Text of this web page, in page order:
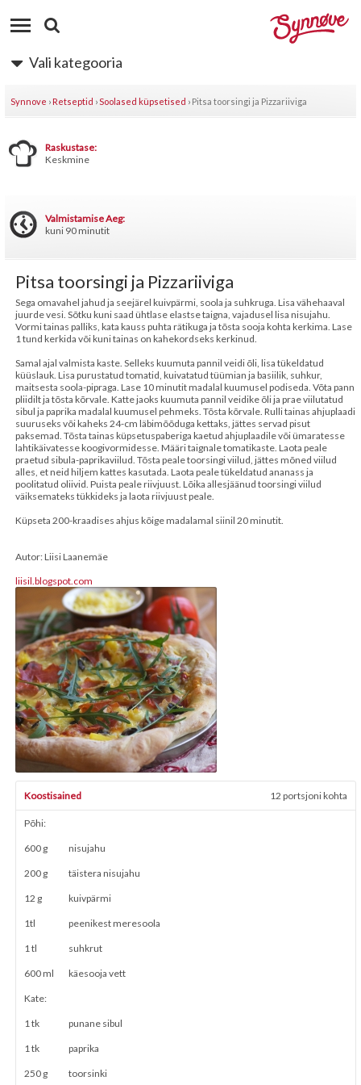
Vali kategooria
Synnove ›Retseptid ›Soolased küpsetised › Pitsa toorsingi ja Pizzariiviga
Raskustase:
Keskmine
Valmistamise Aeg:
kuni 90 minutit
Pitsa toorsingi ja Pizzariiviga
Sega omavahel jahud ja seejärel kuivpärmi, soola ja suhkruga. Lisa vähehaaval
juurde vesi. Sõtku kuni saad ühtlase elastse taigna, vajadusel lisa nisujahu.
Vormi tainas palliks, kata kauss puhta rätikuga ja tõsta sooja kohta kerkima. Lase
1 tund kerkida või kuni tainas on kahekordseks kerkinud.
Samal ajal valmista kaste. Selleks kuumuta pannil veidi õli, lisa tükeldatud
küüslauk. Lisa purustatud tomatid, kuivatatud tüümian ja basiilik, suhkur,
maitsesta soola-pipraga. Lase 10 minutit madalal kuumusel podiseda. Võta pann
pliidilt ja tõsta kõrvale. Katte jaoks kuumuta pannil veidike õli ja prae viilutatud
sibul ja paprika madalal kuumusel pehmeks. Tõsta kõrvale. Rulli tainas ahjuplaadi
suuruseks või kaheks 24-cm läbimõõduga kettaks, jättes servad pisut
paksemad. Tõsta tainas küpsetuspaberiga kaetud ahjuplaadile või ümaratesse
lahtikäivatesse koogivormidesse. Määri taignale tomatikaste. Laota peale
praetud sibula-paprikaviilud. Tõsta peale toorsingi viilud, jättes mõned viilud
alles, et neid hiljem kattes kasutada. Laota peale tükeldatud ananass ja
poolitatud oliivid. Puista peale riivjuust. Lõika allesjäänud toorsingi viilud
väiksemateks tükkideks ja laota riivjuust peale.
Küpseta 200-kraadises ahjus kõige madalamal siinil 20 minutit.
Autor: Liisi Laanemäe
liisil.blogspot.com
12 portsjoni kohta
Koostisained
Põhi:
600 g nisujahu
200 g täistera nisujahu
12 g kuivpärmi
1tl peenikest meresoola
1 tl suhkrut
600 ml käesooja vett
Kate:
1 tk punane sibul
1 tk paprika
250 g toorsinki